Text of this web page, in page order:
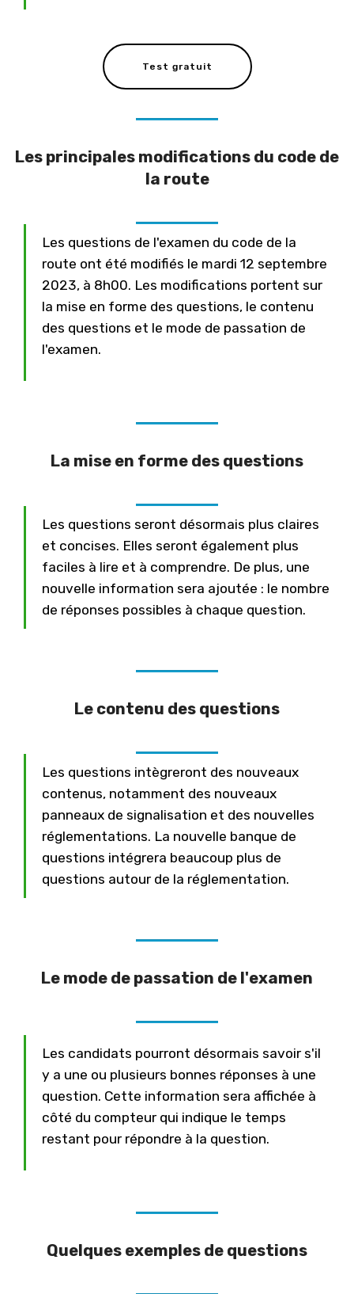
Test gratuit
Les principales modifications du code de
la route
Les questions de l'examen du code de la
route ont été modifiés le mardi 12 septembre
2023, à 8h00. Les modifications portent sur
la mise en forme des questions, le contenu
des questions et le mode de passation de
l'examen.
La mise en forme des questions
Les questions seront désormais plus claires
et concises. Elles seront également plus
faciles à lire et à comprendre. De plus, une
nouvelle information sera ajoutée : le nombre
de réponses possibles à chaque question.
Le contenu des questions
Les questions intègreront des nouveaux
contenus, notamment des nouveaux
panneaux de signalisation et des nouvelles
réglementations. La nouvelle banque de
questions intégrera beaucoup plus de
questions autour de la réglementation.
Le mode de passation de l'examen
Les candidats pourront désormais savoir s'il
y a une ou plusieurs bonnes réponses à une
question. Cette information sera affichée à
côté du compteur qui indique le temps
restant pour répondre à la question.
Quelques exemples de questions